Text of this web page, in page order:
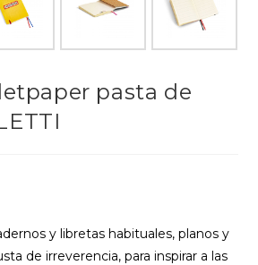
pasta de
y libretas habituales, planos y
de irreverencia, para inspirar a las